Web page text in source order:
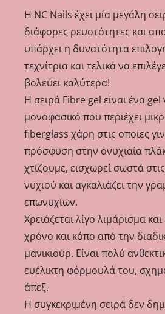
Η NC Nails έχει μία μεγάλη
διάφορες ρευστότητες και
υπάρχει η δυνατότητα
τεχνίτρια και τελικά να
βολεύει καλύτερα!
Η σειρά Fibre gel είναι ένα gel
μονοφασικό που περιέχει
fiberglass χάρη στις οποίες
πρόσφυση στην ονυχιαία
χτίζουμε, εισχωρεί σωστά
νυχιού και αγκαλιάζει την
επωνυχίων.
Χρειάζεται λίγο λιμάρισμα
χρόνο και κόπο από την
μανικιούρ. Είναι πολύ
ευέλικτη φόρμουλά του,
άπεξ.
Η συγκεκριμένη σειρά δεν